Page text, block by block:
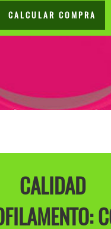
CALCULAR COMPRA
CALIDAD